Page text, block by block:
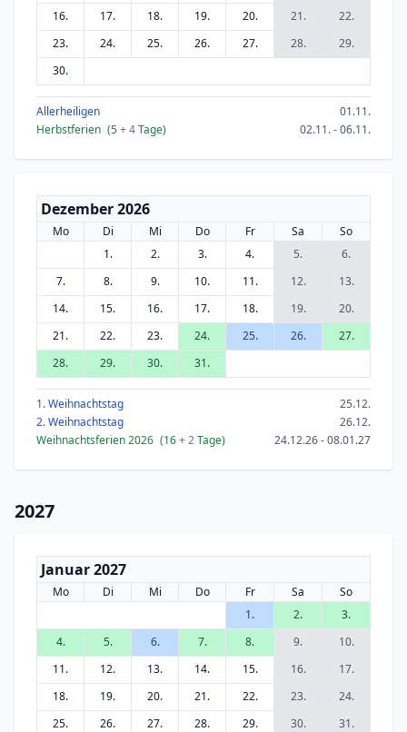
16.
17. 18. 19. 20. 21.
22.
23.
24. 25. 26. 27. 28.
29.
30.
Allerheiligen
01.11.
Herbstferien (5+ 4Tage) 02.11. - 06.11.
Dezember 2026
Mo Di Mi Do Fr Sa
So
1.
2. 3. 4. 5.
6.
7.
8. 9. 10. 11. 12.
13.
14.
15. 16. 17. 18. 19.
20.
21.
22. 23. 24. 25. 26.
27.
28.
29. 30. 31.
1. Weihnachtstag
25.12.
2. Weihnachtstag
26.12.
Weihnachtsferien 2026 (16+ 2Tage) 24.12.26 - 08.01.27
2027
Januar 2027
Mo Di Mi Do Fr Sa
So
1.
2.
3.
4.
5. 6. 7. 8. 9.
10.
11.
12. 13. 14. 15. 16.
17.
18.
19. 20. 21. 22. 23.
24.
25.
26. 27. 28. 29. 30. 31.